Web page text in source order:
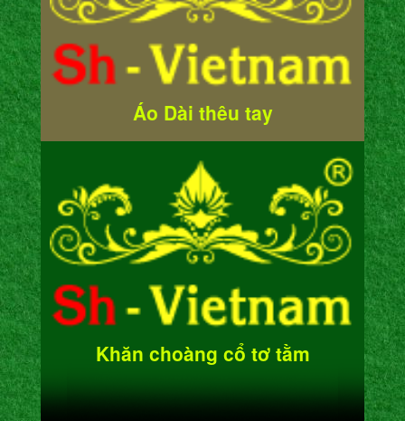
Áo Dài thêu tay
Khăn choàng cổ tơ tằm